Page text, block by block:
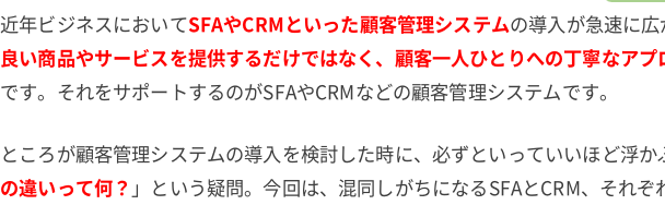
近年ビジネスにおいてSFAやCRMといった顧客管理システムの導入が急速に
良い商品やサービスを提供するだけではなく、顧客一人ひとりへの丁寧なア
です。それをサポートするのがSFAやCRMなどの顧客管理システムです。
ところが顧客管理システムの導入を検討した時に、必ずといっていいほど浮か
の違いって何？ 」という疑問。今回は、混同しがちになるSFAとCRM、それ